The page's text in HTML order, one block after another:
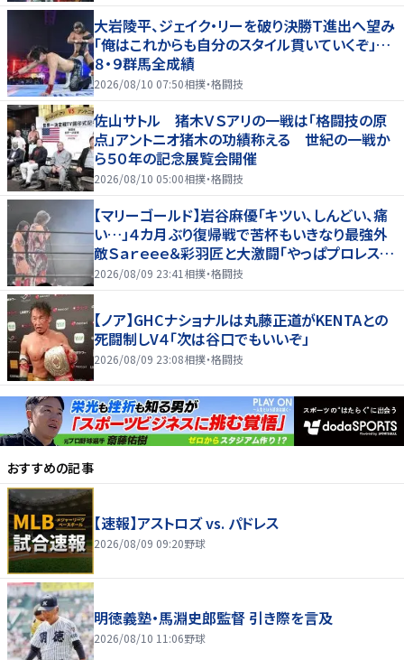
大岩陵平、ジェイク・リーを破り決勝Ｔ進出へ望み
「俺はこれからも自分のスタイル貫いていくぞ」…
８・９群馬全成績
2026/08/10 07:50相撲・格闘技
佐山サトル 猪木ＶＳアリの一戦は「格闘技の原
点」アントニオ猪木の功績称える 世紀の一戦か
ら５０年の記念展覧会開催
2026/08/10 05:00相撲・格闘技
【マリーゴールド】岩谷麻優「キツい、しんどい、痛
い…」４カ月ぶり復帰戦で苦杯もいきなり最強外
敵Ｓａｒｅｅｅ＆彩羽匠と大激闘「やっぱプロレス大
好き」
2026/08/09 23:41 相撲・格闘技
【ノア】GHCナショナルは丸藤正道がKENTAとの
死闘制しV４「次は谷口でもいいぞ」
2026/08/09 23:08相撲・格闘技
おすすめの記事
【速報】アストロズ vs. パドレス
2026/08/09 09:20野球
明徳義塾・馬淵史郎監督 引き際を言及
2026/08/10 11:06野球